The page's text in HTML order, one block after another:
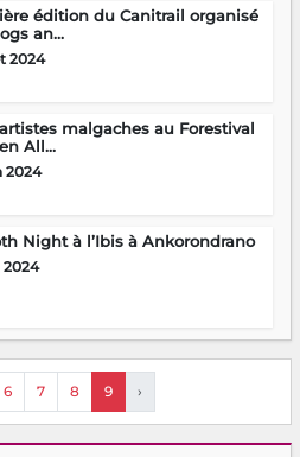
édition du Canitrail organisé
an...
2024
malgaches au Forestival
All...
2024
Night à l’Ibis à Ankorondrano
2024
6 7 8 9 ›